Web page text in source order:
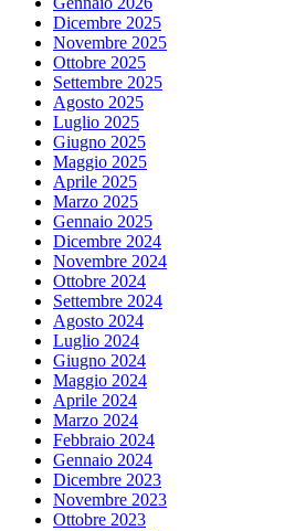
Dicembre 2025
Novembre 2025
Ottobre 2025
Settembre 2025
Agosto 2025
Luglio 2025
Giugno 2025
Maggio 2025
Aprile 2025
Marzo 2025
Gennaio 2025
Dicembre 2024
Novembre 2024
Ottobre 2024
Settembre 2024
Agosto 2024
Luglio 2024
Giugno 2024
Maggio 2024
Aprile 2024
Marzo 2024
Febbraio 2024
Gennaio 2024
Dicembre 2023
Novembre 2023
Ottobre 2023